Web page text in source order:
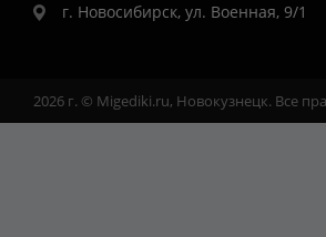
г. Новосибирск, ул. Военная, 9/1
2026 г. © Migediki.ru, Новокузнецк. Все